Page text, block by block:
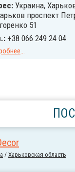
Украина,
проспект
51
+38 066 249 24 04
...
/ Харьковская область